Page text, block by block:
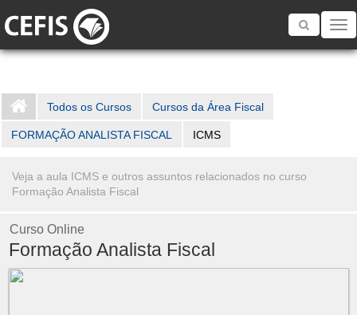
Toggle
Todos os Cursos Cursos da Área Fiscal
FORMAÇÃO ANALISTA FISCAL ICMS
Veja a aula ICMS e outros assuntos relacionados no curso
Formação Analista Fiscal
Curso Online
Formação Analista Fiscal